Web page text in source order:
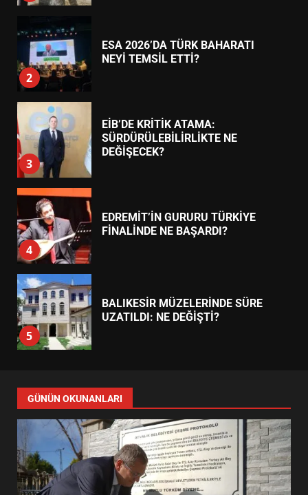
2
ESA 2026’DA TÜRK BAHARATI
NEYİ TEMSİL ETTİ?
3
EİB’DE KRİTİK ATAMA:
SÜRDÜRÜLEBİLİRLİKTE NE
DEĞİŞECEK?
4
EDREMİT’İN GURURU TÜRKİYE
FİNALİNDE NE BAŞARDI?
5
BALIKESİR MÜZELERİNDE SÜRE
UZATILDI: NE DEĞİŞTİ?
6
TURNUVASI KAYITLARI NEYİ
DEĞİŞTİRİYOR?
BURHANİYE BELEDİYESPOR’DA
YENİ YÖNETİM NASIL
GÜNÜN OKUNANLARI